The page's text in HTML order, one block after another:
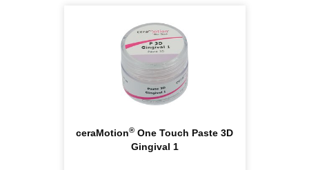
ceraMotion® One Touch Paste 3D
Gingival 1